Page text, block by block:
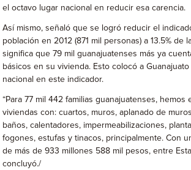
el octavo lugar nacional en reducir esa carencia.
Así mismo, señaló que se logró reducir el
población en 2012 (871 mil personas) a 13.5% de
significa que 79 mil guanajuatenses más ya
básicos en su vivienda. Esto colocó a
nacional en este indicador.
“Para 77 mil 442 familias guanajuatenses, hemos
viviendas con: cuartos, muros, aplanado de
baños, calentadores, impermeabilizaciones,
fogones, estufas y tinacos, principalmente. Con
de más de 933 millones 588 mil pesos, entre
concluyó./